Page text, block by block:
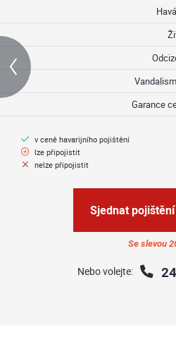
Garance
v ceně havarijního pojištění
lze připojistit
nelze připojistit
Sjednat
Se slevou
Nebo volejte: